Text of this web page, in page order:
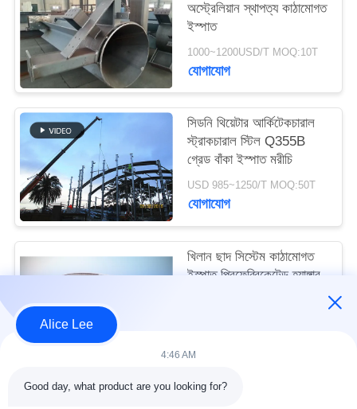
খবর
মামলা
সাইট
ম্যাপ
গোপনীয়তা
নীতি
অস্ট্রেলিয়ান স্থাপত্য কাঠামোগত
ইস্পাত
1000~1200USD/T MOQ:10T
যোগাযোগ
সিডনি থিয়েটার আর্কিটেকচারাল
স্ট্রাকচারাল স্টিল Q355B
গ্রেড বাঁকা ইস্পাত মরীচি
USD 985~1250/T MOQ:50T
যোগাযোগ
খিলান ছাদ সিস্টেম কাঠামোগত
ইস্পাত প্রিফেব্রিকেটেড হ্যাঙ্গার
Alice Lee
4:46 AM
Good day, what product are you looking for?